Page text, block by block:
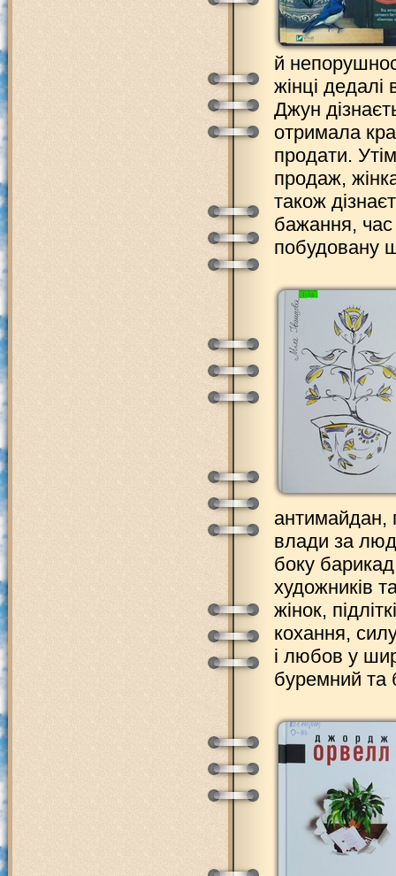
й
жінці
Джун
отримала
продати.
продаж,
також
бажання, час
побудовану
антимайдан,
влади за
боку
художників
жінок,
кохання,
і любов у
буремний та